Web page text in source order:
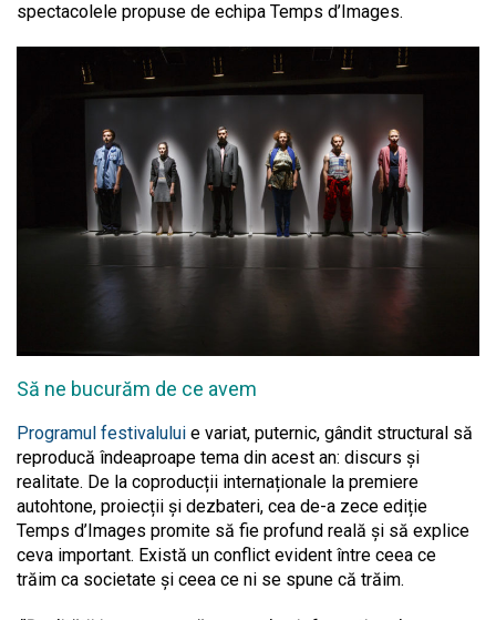
spectacolele propuse de echipa Temps d’Images.
Să ne bucurăm de ce avem
Programul festivalului e variat, puternic, gândit structural să
reproducă îndeaproape tema din acest an: discurs și
realitate. De la coproducții internaționale la premiere
autohtone, proiecții și dezbateri, cea de-a zece ediție
Temps d’Images promite să fie profund reală și să explice
ceva important. Există un conflict evident între ceea ce
trăim ca societate și ceea ce ni se spune că trăim.